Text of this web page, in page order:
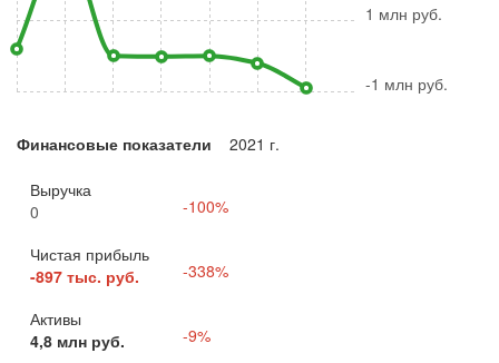
-1 млн руб.
1 млн руб.
Финансовые показатели 2021 г.
Выручка
0
-100%
Чистая прибыль
-897 тыс. руб.
-338%
Активы
4,8 млн руб.
-9%